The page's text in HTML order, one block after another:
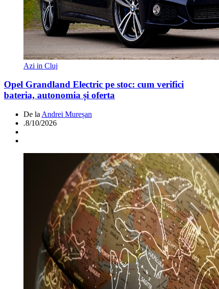
Azi in Cluj
Opel Grandland Electric pe stoc: cum verifici
bateria, autonomia și oferta
De la Andrei Mureșan
.8/10/2026